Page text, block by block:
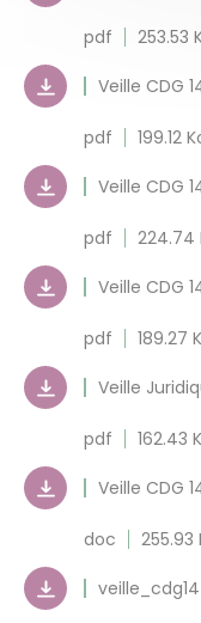
pdf 253.53
Veille CDG
pdf 199.12
Veille CDG
pdf 224.74
Veille CDG
pdf 189.27
Veille
pdf 162.43
Veille CDG
doc 255.93